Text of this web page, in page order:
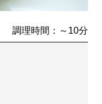
調理時間：～10分